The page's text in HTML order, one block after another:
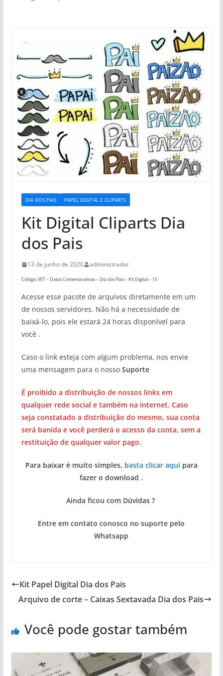
DIA DOS PAIS PAPEL DIGITAL E CLIPARTS
Kit Digital Cliparts Dia
dos Pais
13 de junho de 2020 administrador
Código: VET – Datas Comemorativas – Dia dos Pais – Kit Digital – 15
Acesse esse pacote de arquivos diretamente em um
de nossos servidores. Não há a necessidade de
baixá-lo, pois ele estará 24 horas disponível para
você .
Caso o link esteja com algum problema, nos envie
uma mensagem para o nosso Suporte
É proibido a distribuição de nossos links em
qualquer rede social e também na internet. Caso
seja constatado a distribuição do mesmo, sua conta
será banida e você perderá o acesso da conta, sem a
restituição de qualquer valor pago.
Para baixar é muito simples, basta clicar aqui para
fazer o download .
Ainda ficou com Dúvidas ?
Entre em contato conosco no suporte pelo
Whatsapp
Kit Papel Digital Dia dos Pais
Arquivo de corte – Caixas Sextavada Dia dos Pais
Você pode gostar também